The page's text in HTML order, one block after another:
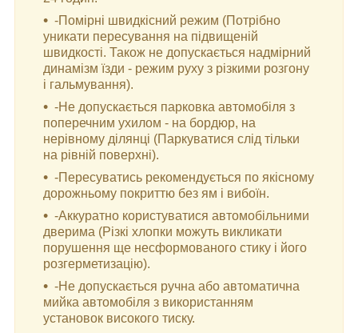
-Помірні швидкісний режим (Потрібно
уникати пересування на підвищеній
швидкості. Також не допускається надмірний
динамізм їзди - режим руху з різкими розгону
і гальмування).
-Не допускається парковка автомобіля з
поперечним ухилом - на бордюр, на
нерівному ділянці (Паркуватися слід тільки
на рівній поверхні).
-Пересуватись рекомендується по якісному
дорожньому покриттю без ям і вибоїн.
-Аккуратно користуватися автомобільними
дверима (Різкі хлопки можуть викликати
порушення ще несформованого стику і його
розгерметизацію).
-Не допускається ручна або автоматична
мийка автомобіля з використанням
установок високого тиску.